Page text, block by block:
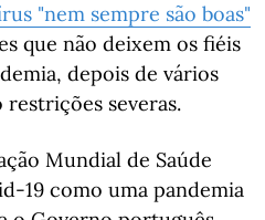
"nem sempre são boas"
que não deixem os fiéis
depois de vários
severas.
Mundial de Saúde
19 como uma pandemia